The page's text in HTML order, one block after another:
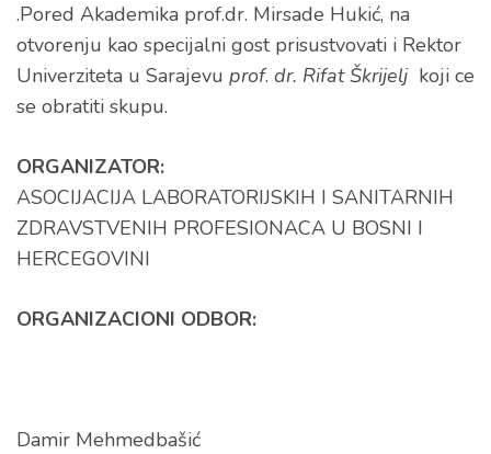
.Pored Akademika prof.dr. Mirsade Hukić, na
otvorenju kao specijalni gost prisustvovati i Rektor
Univerziteta u Sarajevu prof. dr. Rifat Škrijeljkoji ce
se obratiti skupu.
ORGANIZATOR:
ASOCIJACIJA LABORATORIJSKIH I SANITARNIH
ZDRAVSTVENIH PROFESIONACA U BOSNI I
HERCEGOVINI
ORGANIZACIONI ODBOR:
Damir Mehmedbašić